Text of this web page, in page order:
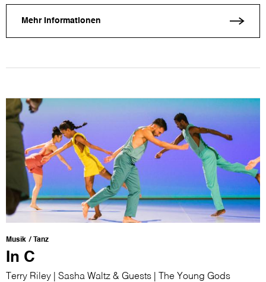
Mehr Informationen
Musik Tanz
In C
Terry Riley | Sasha Waltz & Guests | The Young Gods